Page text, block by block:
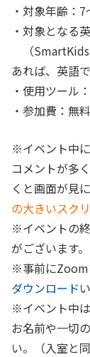
・対象年齢：7
・対象となる
（SmartKids
あれば、英語
・使用ツール
・参加費：無料
※イベント中
コメントが多
くと画面が見
の大きいスク
※イベントの
がございます。
※事前にZoom
ダウンロード
※イベント中
お名前や一切
い。（入室と